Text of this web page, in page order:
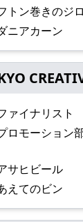
トン巻きのジ
ニアカーン
ァイナリスト
ロモーション
サヒビール
えてのビン